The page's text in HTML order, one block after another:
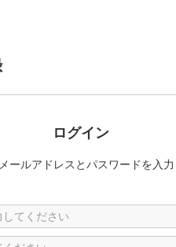
ログイン
ールアドレスとパスワードを入